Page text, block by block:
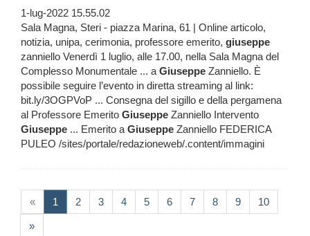
1-lug-2022 15.55.02
Sala Magna, Steri - piazza Marina, 61 | Online articolo,
notizia, unipa, cerimonia, professore emerito, giuseppe
zanniello Venerdì 1 luglio, alle 17.00, nella Sala Magna del
Complesso Monumentale ... aGiuseppe Zanniello. È
possibile seguire l’evento in diretta streaming al link:
bit.ly/3OGPVoP ... Consegna del sigillo e della pergamena
al Professore Emerito Giuseppe Zanniello Intervento
Giuseppe ... Emerito aGiuseppe Zanniello FEDERICA
PULEO /sites/portale/redazioneweb/.content/immagini
« 1 (current)
2 3 4 5 6 7 8 9 10
»